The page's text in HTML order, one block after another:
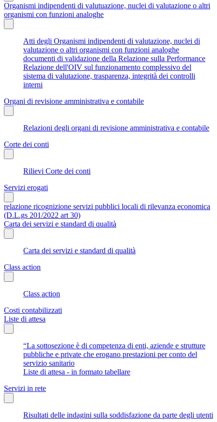
Organismi indipendenti di valutuazione, nuclei di valutazione o altri
organismi con funzioni analoghe
Atti degli Organismi indipendenti di valutazione, nuclei di
valutazione o altri organismi con funzioni analoghe
documenti di validazione della Relazione sulla Performance
Relazione dell'OIV sul funzionamento complessivo del
sistema di valutazione, trasparenza, integrità dei controlli
interni
Organi di revisione amministrativa e contabile
Relazioni degli organi di revisione amministrativa e contabile
Corte dei conti
Rilievi Corte dei conti
Servizi erogati
relazione ricognizione servizi pubblici locali di rilevanza economica
(D.L.gs 201/2022 art 30)
Carta dei servizi e standard di qualità
Carta dei servizi e standard di qualità
Class action
Class action
Costi contabilizzati
Liste di attesa
“La sottosezione è di competenza di enti, aziende e strutture
pubbliche e private che erogano prestazioni per conto del
servizio sanitario
Liste di attesa - in formato tabellare
Servizi in rete
Risultati delle indagini sulla soddisfazione da parte degli utenti